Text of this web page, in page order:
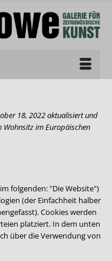
18, 2022 aktualisiert und
im Europäischen
folgenden: "Die Website")
(der Einfachheit halber
Cookies werden
platziert. In dem unten
über die Verwendung von